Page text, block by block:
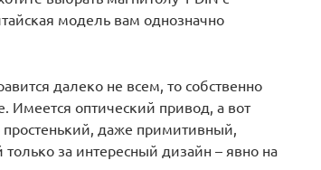
модель вам однозначно
далеко не всем, то собственно
Имеется оптический привод, а вот
даже примитивный,
только за интересный дизайн – явно на